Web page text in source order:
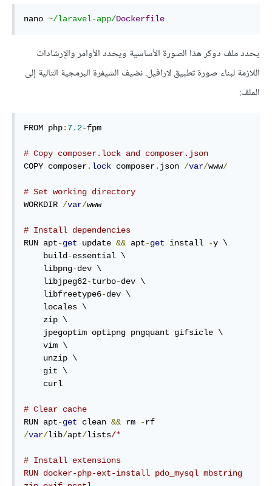
nano ~/laravel-app/Dockerfile
يحدد ملف دوكر هذا الصورة الأساسية ويحدد الأوامر والإرشادات
اللازمة لبناء صورة تطبيق لارافيل. نضيف الشيفرة البرمجية التالية إلى
الملف:
FROM php: 7.2-fpm
# Copy composer.lock and composer.json
COPY composer. lock composer. json /var/www/
# Set working directory
WORKDIR /var/www
# Install dependencies
RUN apt-get update && apt-get install -y \
    build
-essential \
    libpng
-dev \
    libjpeg62
-turbo-dev \
    libfreetype6
-dev \
# Clear cache
RUN apt-get clean && rm -
/var/lib/apt/lists/*
# Install extensions
RUN docker-php-ext-install pdo_mysql mbstring